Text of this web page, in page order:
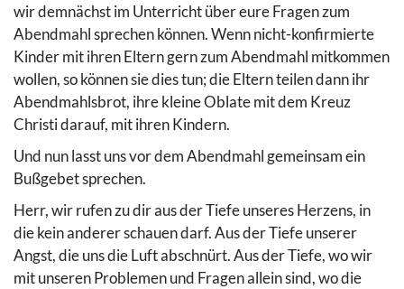
wir demnächst im Unterricht über eure Fragen zum
Abendmahl sprechen können. Wenn nicht-konfirmierte
Kinder mit ihren Eltern gern zum Abendmahl mitkommen
wollen, so können sie dies tun; die Eltern teilen dann ihr
Abendmahlsbrot, ihre kleine Oblate mit dem Kreuz
Christi darauf, mit ihren Kindern.
Und nun lasst uns vor dem Abendmahl gemeinsam ein
Bußgebet sprechen.
Herr, wir rufen zu dir aus der Tiefe unseres Herzens, in
die kein anderer schauen darf. Aus der Tiefe unserer
Angst, die uns die Luft abschnürt. Aus der Tiefe, wo wir
mit unseren Problemen und Fragen allein sind, wo die